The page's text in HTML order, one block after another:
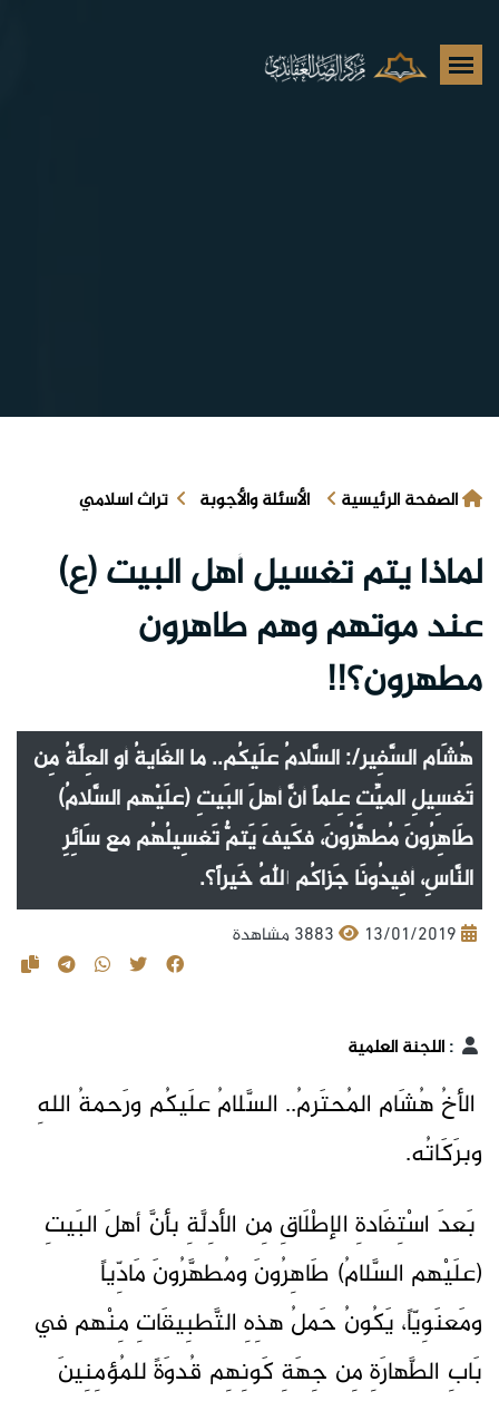
الصفحة الرئيسية الأسئلة والأجوبة تراث اسلامي
لماذا يتم تغسيل أهل البيت (ع)
عند موتهم وهم طاهرون
مطهرون؟!!
هُشَام السَّفِير/: السَّلامُ علَيكُم.. ما الغَايةُ أو العِلَّةُ مِن
تَغسِيلِ الميِّتِ عِلماً أنَّ أهلَ البَيتِ (علَيْهم السَّلامُ)
طَاهِرُونَ مُطهَّرُونَ، فكَيفَ يَتمُّ تَغسِيلُهُم مع سَائِرِ
النَّاسِ، أفِيدُونَا جَزاكُم اللهُ خَيراً؟.
13/01/2019 3883 مشاهدة
:اللجنة العلمية
الأخُ هُشَام المُحتَرمُ.. السَّلامُ علَيكُم ورَحمةُ اللهِ
وبرَكَاتُه.
بَعدَ اسْتِفَادةِ الإطْلَاقِ مِن الأدِلَّةِ بأنَّ أهلَ البَيتِ
(علَيْهم السَّلامُ) طَاهِرُونَ ومُطهَّرُونَ مَادِّياً
ومَعنَوِيّاً، يَكُونُ حَملُ هذِهِ التَّطبِيقَاتِ مِنْهم في
بَابِ الطَّهارَةِ مِن جِهَةِ كَونِهِم قُدوَةً للمُؤمِنِينَ